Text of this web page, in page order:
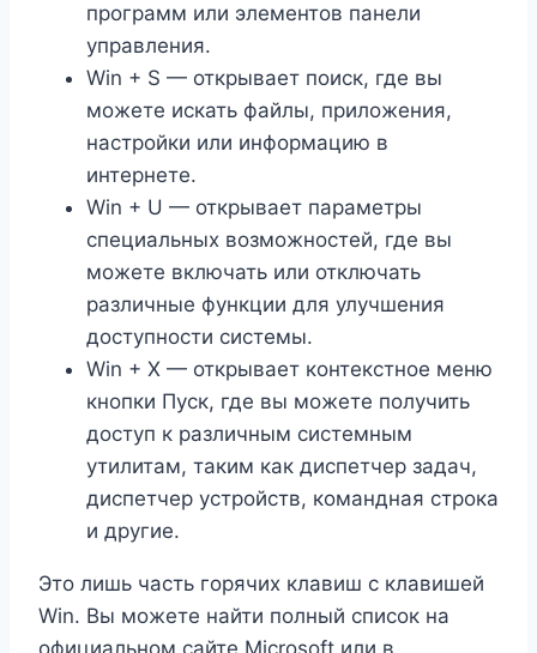
программ или элементов панели
управления.
Win + S — открывает поиск, где вы
можете искать файлы, приложения,
настройки или информацию в
интернете.
Win + U — открывает параметры
специальных возможностей, где вы
можете включать или отключать
различные функции для улучшения
доступности системы.
Win + X — открывает контекстное меню
кнопки Пуск, где вы можете получить
доступ к различным системным
утилитам, таким как диспетчер задач,
диспетчер устройств, командная строка
и другие.
Это лишь часть горячих клавиш с клавишей
Win. Вы можете найти полный список на